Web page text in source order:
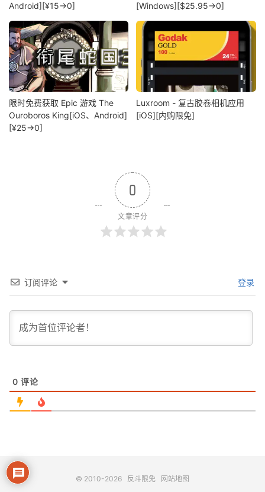
Android][¥15→0]
[Windows][$25.95→0]
限时免费获取 Epic 游戏 The
Ouroboros King[iOS、Android]
[¥25→0]
Luxroom - 复古胶卷相机应用
[iOS][内购限免]
0
文章评分
订阅评论 登录
0 评论
© 2010-2026 反斗限免 网站地图